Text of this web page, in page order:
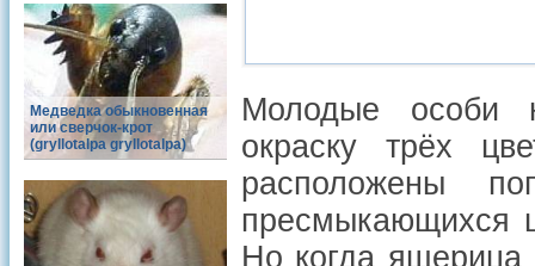
Медведка обыкновенная
или сверчок-крот
(gryllotalpa gryllotalpa)
Молодые особи
окраску трёх
расположены
пресмыкающихся
Но когда ящерица